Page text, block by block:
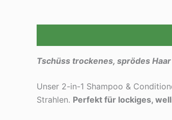
Tschüss trockenes, sprödes
Unser 2-in-1 Shampoo &
Strahlen. Perfekt für lockiges,